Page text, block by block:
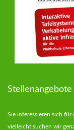
Stellenangebote
Sie interessieren sich
vielleicht suchen wir